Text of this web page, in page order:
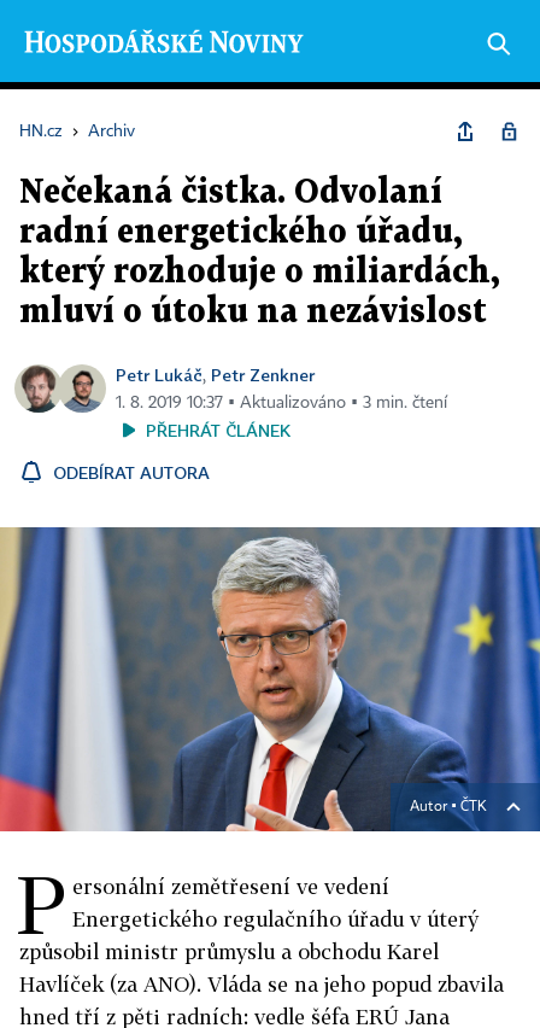
HN.cz › Archiv
Nečekaná čistka. Odvolaní
radní energetického úřadu,
který rozhoduje o miliardách,
mluví o útoku na nezávislost
Petr Lukáč, Petr Zenkner
1. 8. 2019 10:37 ▪ Aktualizováno ▪ 3 min. čtení
PŘEHRÁT ČLÁNEK
ODEBÍRAT AUTORA
Autor ▪ ČTK
P ersonální zemětřesení ve vedení
Energetického regulačního úřadu v úterý
způsobil ministr průmyslu a obchodu Karel
Havlíček (za ANO). Vláda se na jeho popud zbavila
hned tří z pěti radních: vedle šéfa ERÚ Jana